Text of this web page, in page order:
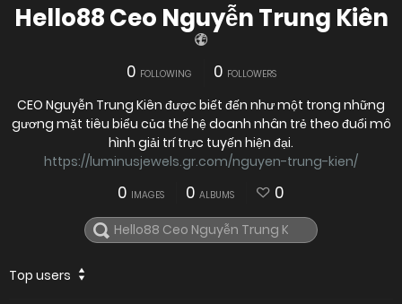
Hello88 Ceo Nguyễn Trung Kiên
0 FOLLOWING 0 FOLLOWERS
CEO Nguyễn Trung Kiên được biết đến như một trong những
gương mặt tiêu biểu của thế hệ doanh nhân trẻ theo đuổi mô
hình giải trí trực tuyến hiện đại.
https://luminusjewels.gr.com/nguyen-trung-kien/
0 IMAGES 0 ALBUMS 0
Top users